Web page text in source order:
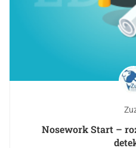
Nosework Start –